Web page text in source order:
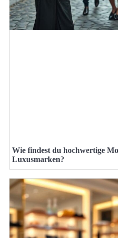
Wie findest du hochwertige
Luxusmarken?